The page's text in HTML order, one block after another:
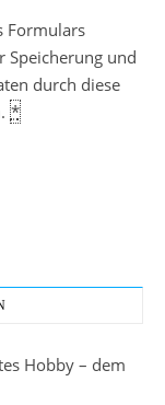
Formulars
Speicherung und
durch diese
*
Hobby – dem